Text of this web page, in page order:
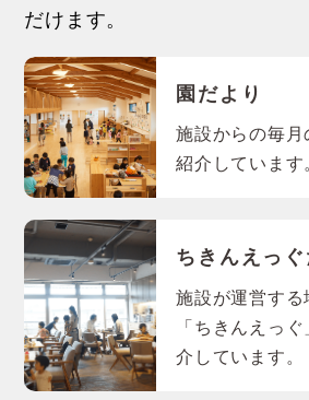
だけます。
園だより
施設からの毎
紹介しています
ちきんえっぐ
施設が運営する
「ちきんえっ
介しています。